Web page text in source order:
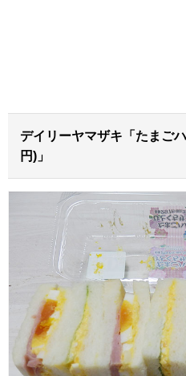
デイリーヤマザキ「たまご
円)」